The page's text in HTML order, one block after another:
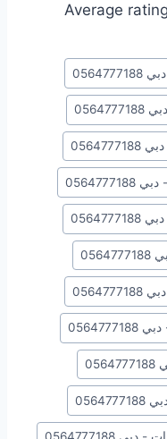
Average rating